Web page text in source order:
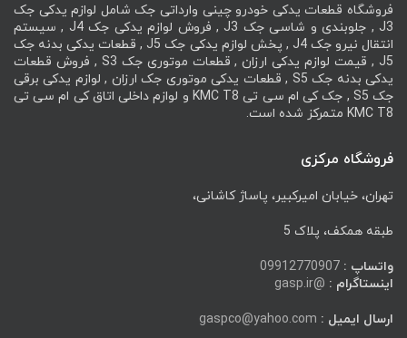
فروشگاه قطعات یدکی خودرو چینی وارداتی جک شامل لوازم یدکی جک
J3 , جلوبندی و شاسی جک J3 , فروش لوازم یدکی جک J4 , سیستم
انتقال نیرو جک J4 , پخش لوازم یدکی جک J5 , قطعات یدکی بدنه جک
J5 , قیمت لوازم یدکی ارزان , قطعات موتوری جک S3 , فروش قطعات
یدکی بدنه جک S5 , قطعات یدکی موتوری جک ارزان , لوازم یدکی برقی
جک S5 , جک کی ام سی تی KMC T8 و لوازم داخلی اتاق کی ام سی تی
KMC T8 متمرکز شده است.
فروشگاه مرکزی
تهران، خیابان امیرکبیر، پاساژ کاشانی،
طبقه همکف، پلاک 5
واتساپ : 09912770907
اینستاگرام : @gasp.ir
ارسال ایمیل : gaspco@yahoo.com